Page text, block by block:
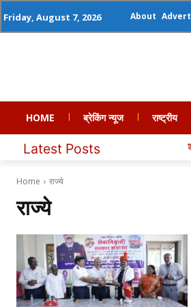
Friday, August 7, 2026 About
HOME ब्रेकिंग न्यूज राष्ट्रीय
Latest Posts शक्ती तुऱ्यातील
Home राज्ये
राज्ये